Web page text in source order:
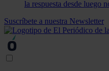
la respuesta desde luego
Suscríbete a nuestra Newsletter